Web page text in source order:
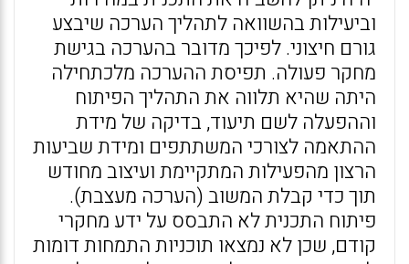
וביעילות בהשוואה לתהליך הערכה שיבצע
גורם חיצוני. לפיכך מדובר בהערכה בגישת
מחקר פעולה. תפיסת ההערכה מלכתחילה
היתה שהיא תלווה את התהליך הפיתוח
וההפעלה לשם תיעוד, בדיקה של מידת
ההתאמה לצורכי המשתתפים ומידת שביעות
הרצון מהפעילות המתקיימת ועיצוב מחודש
תוך כדי קבלת המשוב (הערכה מעצבת).
פיתוח התכנית לא התבסס על ידע מחקרי
קודם, שכן לא נמצאו תוכניות התמחות דומות